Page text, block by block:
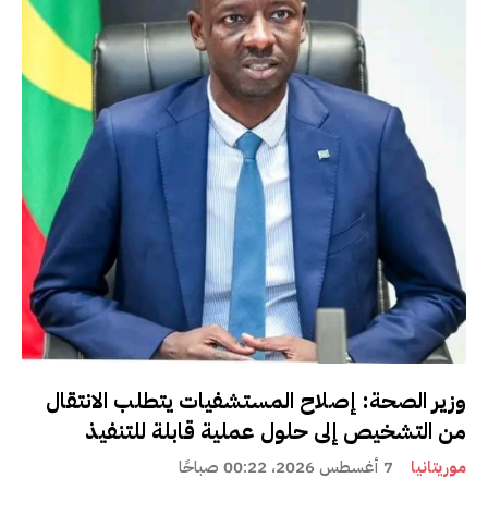
وزير الصحة: إصلاح المستشفيات يتطلب الانتقال
من التشخيص إلى حلول عملية قابلة للتنفيذ
موريتانيا 7 أغسطس 2026، 00:22 صباحًا